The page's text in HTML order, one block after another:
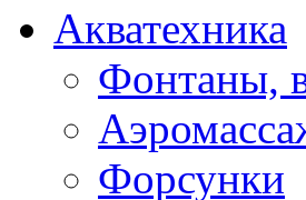
Акватехника
Фонтаны,
Форсунки